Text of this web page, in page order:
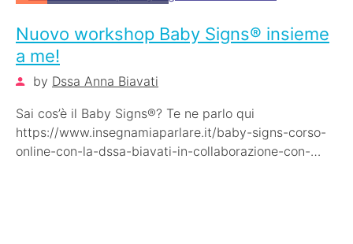
Nuovo workshop Baby Signs® insieme
a me!
by Dssa Anna Biavati
Sai cos’è il Baby Signs®? Te ne parlo qui
https://www.insegnamiaparlare.it/baby-signs-corso-
online-con-la-dssa-biavati-in-collaborazione-con-